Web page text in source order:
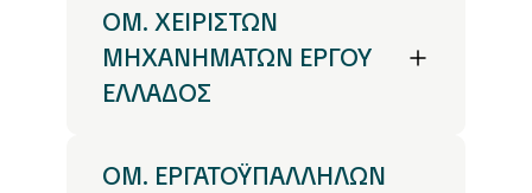
ΟΜ. ΧΕΙΡΙΣΤΩΝ
ΜΗΧΑΝΗΜΑΤΩΝ ΕΡΓΟΥ
ΕΛΛΑΔΟΣ
ΟΜ. ΕΡΓΑΤΟΫΠΑΛΛΗΛΩΝ